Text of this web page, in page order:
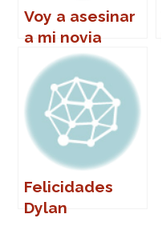
Voy a asesinar
a mi novia
Felicidades
Dylan